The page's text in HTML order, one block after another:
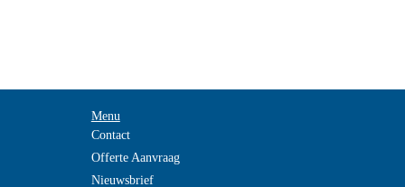
Menu
Contact
Offerte Aanvraag
Nieuwsbrief